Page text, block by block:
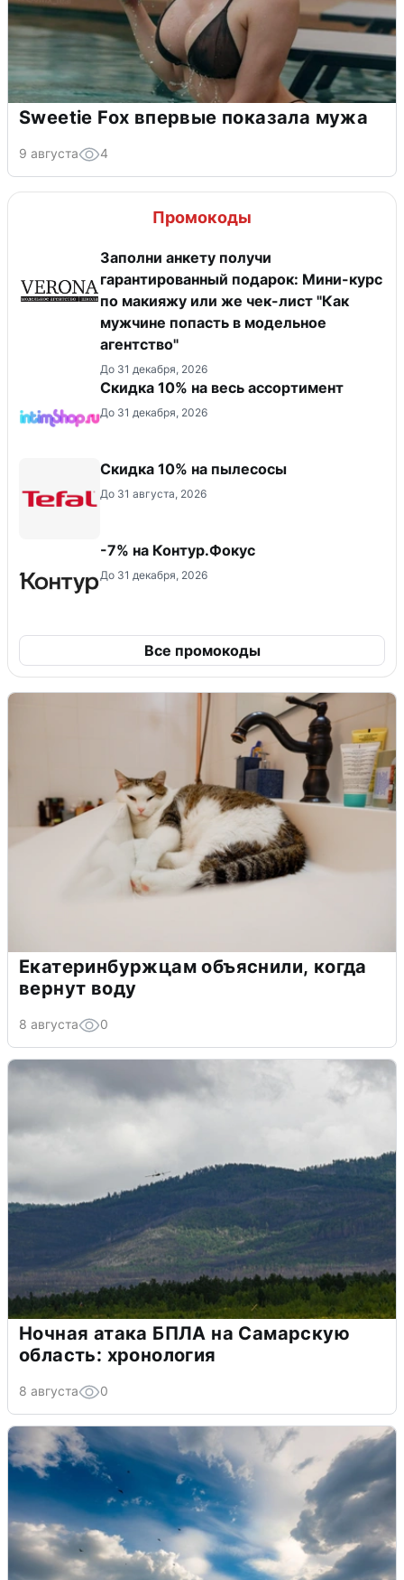
Sweetie Fox впервые показала мужа
9 августа 4
Промокоды
Заполни анкету получи
гарантированный подарок: Мини-курс
по макияжу или же чек-лист "Как
мужчине попасть в модельное
агентство"
До 31 декабря, 2026
Скидка 10% на весь ассортимент
До 31 декабря, 2026
Скидка 10% на пылесосы
До 31 августа, 2026
-7% на Контур.Фокус
До 31 декабря, 2026
Все промокоды
Екатеринбуржцам объяснили, когда
вернут воду
8 августа 0
Ночная атака БПЛА на Самарскую
область: хронология
8 августа 0